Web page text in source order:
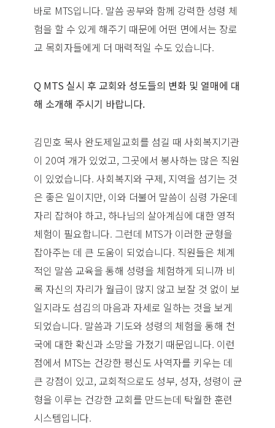
바로 MTS입니다. 말씀 공부와 함께 강력한 성령 체
험을 할 수 있게 해주기 때문에 어떤 면에서는 장로
교 목회자들에게 더 매력적일 수도 있습니다.
Q MTS 실시 후 교회와 성도들의 변화 및 열매에 대
해 소개해 주시기 바랍니다.
김민호 목사 완도제일교회를 섬길 때 사회복지기관
이 20여 개가 있었고, 그곳에서 봉사하는 많은 직원
이 있었습니다. 사회복지와 구제, 지역을 섬기는 것
은 좋은 일이지만, 이와 더불어 말씀이 심령 가운데
자리 잡혀야 하고, 하나님의 살아계심에 대한 영적
체험이 필요합니다. 그런데 MTS가 이러한 균형을
잡아주는 데 큰 도움이 되었습니다. 직원들은 체계
적인 말씀 교육을 통해 성령을 체험하게 되니까 비
록 자신의 자리가 월급이 많지 않고 보잘 것 없이 보
일지라도 섬김의 마음과 자세로 일하는 것을 보게
되었습니다. 말씀과 기도와 성령의 체험을 통해 천
국에 대한 확신과 소망을 가졌기 때문입니다. 이런
점에서 MTS는 건강한 평신도 사역자를 키우는 데
큰 강점이 있고, 교회적으로도 성부, 성자, 성령이 균
형을 이루는 건강한 교회를 만드는데 탁월한 훈련
시스템입니다.